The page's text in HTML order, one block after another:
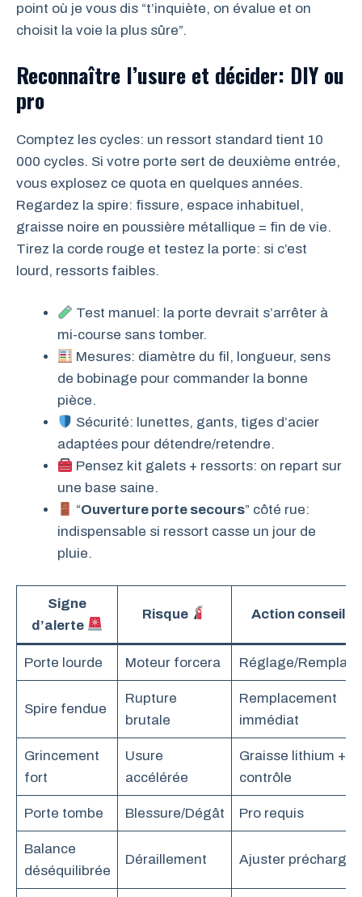
point où je vous dis “t’inquiète, on évalue et on
choisit la voie la plus sûre”.
Reconnaître l’usure et décider: DIY ou
pro
Comptez les cycles: un ressort standard tient 10
000 cycles. Si votre porte sert de deuxième entrée,
vous explosez ce quota en quelques années.
Regardez la spire: fissure, espace inhabituel,
graisse noire en poussière métallique = fin de vie.
Tirez la corde rouge et testez la porte: si c’est
lourd, ressorts faibles.
Test manuel: la porte devrait s’arrêter à
mi-course sans tomber.
Mesures: diamètre du fil, longueur, sens
de bobinage pour commander la bonne
pièce.
Sécurité: lunettes, gants, tiges d’acier
adaptées pour détendre/retendre.
Pensez kit galets + ressorts: on repart sur
une base saine.
“Ouverture porte secours” côté rue:
indispensable si ressort casse un jour de
pluie.
Signe
d’alerte
Risque Action
Porte lourde Moteur forcera Réglage/
Spire fendue
Rupture
brutale
Remplacement
immédiat
Grincement
fort
Usure
accélérée
Graisse lithium +
contrôle
Porte tombe Blessure/Dégât Pro requis
Balance
déséquilibrée
Déraillement Ajuster précharge